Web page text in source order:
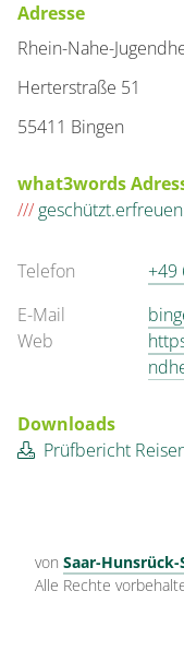
Adresse
Rhein-Nahe-
Herterstraße 51
55411 Bingen
what3words
///
Telefon
+49
E-Mail
Web
Downloads
Prüfbericht
von Saar-Hunsrück-
Alle Rechte